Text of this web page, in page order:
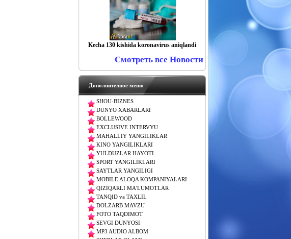
Kecha 130 kishida koronavirus aniqlandi
Смотреть все Новости
Дополнителное меню
SHOU-BIZNES
DUNYO XABARLARI
BOLLEWOOD
EXCLUSIVE INTERVYU
MAHALLIY YANGILIKLAR
KINO YANGILIKLARI
YULDUZLAR HAYOTI
SPORT YANGILIKLARI
SAYTLAR YANGILIGI
MOBILE ALOQA KOMPANIYALARI
QIZIQARLI MA'LUMOTLAR
TANQID va TAXLIL
DOLZARB MAVZU
FOTO TAQDIMOT
SEVGI DUNYOSI
MP3 AUDIO ALBOM